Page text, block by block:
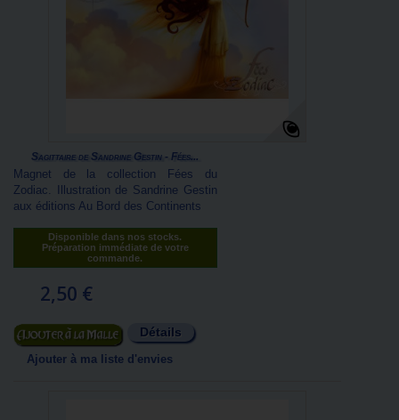
Sagittaire de Sandrine Gestin - Fées...
Magnet de la collection Fées du
Zodiac. Illustration de Sandrine Gestin
aux éditions Au Bord des Continents
Disponible dans nos stocks.
Préparation immédiate de votre
commande.
2,50 €
Ajouter au panier Détails
Ajouter à ma liste d'envies